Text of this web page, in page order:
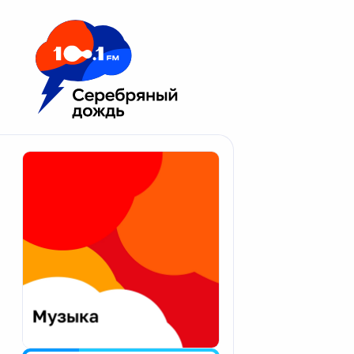
Москва 100.1 FM
Апатиты
Екатеринбург
Калининград
Калуга